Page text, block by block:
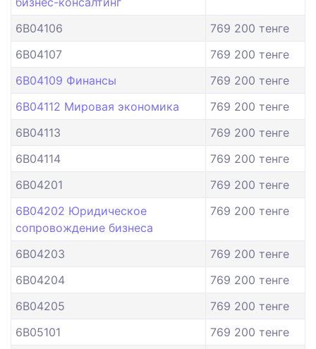
6B04106
769 200 тенге
6B04107
769 200 тенге
6B04109 Финансы
769 200 тенге
6B04112 Мировая экономика
769 200 тенге
6B04113
769 200 тенге
6B04114
769 200 тенге
6B04201
769 200 тенге
6B04202 Юридическое
сопровождение бизнеса
769 200 тенге
6B04203
769 200 тенге
6B04204
769 200 тенге
6B04205
769 200 тенге
6B05101
769 200 тенге